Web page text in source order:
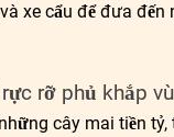
xe cẩu để đưa đến
rỡ phủ khắp
cây mai tiền